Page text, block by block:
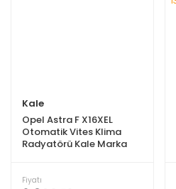
Kale
Opel Astra F X16XEL
Otomatik Vites Klima
Radyatörü Kale Marka
Fiyatı